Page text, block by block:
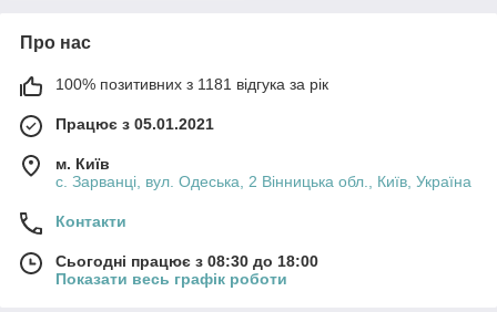
Про нас
100% позитивних з 1181 відгука за рік
Працює з 05.01.2021
м. Київ
с. Зарванці, вул. Одеська, 2 Вінницька обл., Київ, Україна
Контакти
Сьогодні працює з 08:30 до 18:00
Показати весь графік роботи